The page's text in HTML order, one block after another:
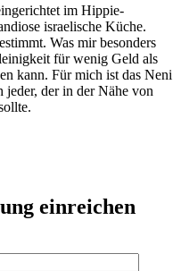
im Hippie-
israelische Küche.
Was mir besonders
für wenig Geld als
kann. Für mich ist das Neni
jeder, der in der Nähe von
einreichen